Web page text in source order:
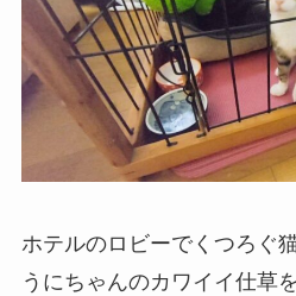
ホテルのロビーでくつろぐ
うにちゃんのカワイイ仕草